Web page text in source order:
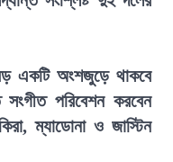
একটি অংশজুড়ে থাকবে
পরিবেশন করবেন
ম্যাডোনা ও জাস্টিন